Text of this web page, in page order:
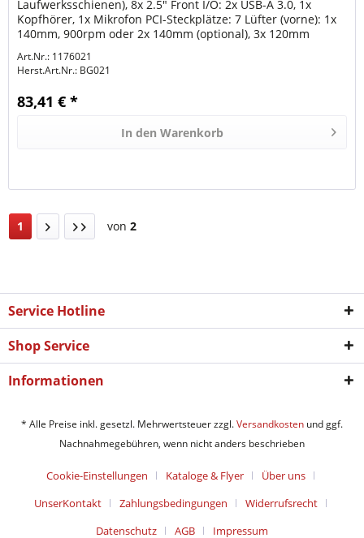
Laufwerksschienen), 8x 2.5" Front I/O: 2x USB-A 3.0, 1x
Kopfhörer, 1x Mikrofon PCI-Steckplätze: 7 Lüfter (vorne): 1x
140mm, 900rpm oder 2x 140mm (optional), 3x 120mm
Art.Nr.: 1176021
Herst.Art.Nr.: BG021
83,41 € *
In den Warenkorb
1 von 2
Service Hotline
Shop Service
Informationen
* Alle Preise inkl. gesetzl. Mehrwertsteuer zzgl.Versandkosten und ggf.
Nachnahmegebühren, wenn nicht anders beschrieben
Cookie-Einstellungen Kataloge & Flyer
Über uns
UnserKontakt
Zahlungsbedingungen
Widerrufsrecht
Datenschutz
AGB Impressum